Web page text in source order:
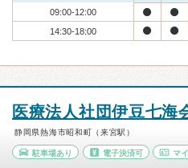
09:00-12:00
14:30-18:00
医療法人社団伊豆七海
静岡県熱海市昭和町（来宮駅）
駐車場あり 電子決済可 マ